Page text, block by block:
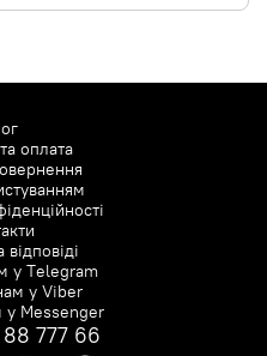
оплата
уTelegram
уViber
уMessenger
777 66